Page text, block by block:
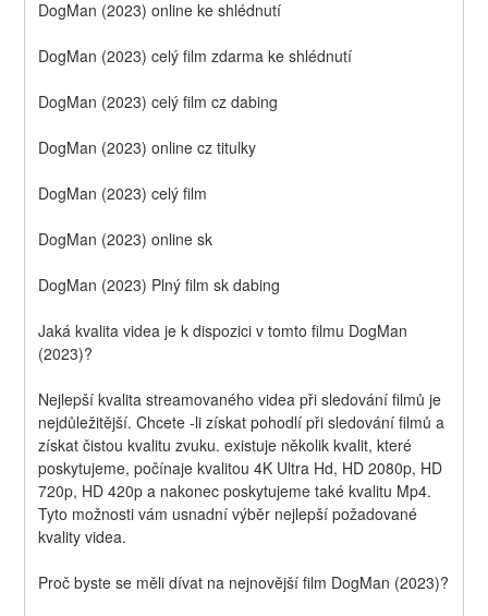
DogMan (2023) online ke shlédnutí
DogMan (2023) celý film zdarma ke shlédnutí
DogMan (2023) celý film cz dabing
DogMan (2023) online cz titulky
DogMan (2023) celý film
DogMan (2023) online sk
DogMan (2023) Plný film sk dabing
Jaká kvalita videa je k dispozici v tomto filmu DogMan
(2023)?
Nejlepší kvalita streamovaného videa při sledování filmů je
nejdůležitější. Chcete -li získat pohodlí při sledování filmů a
získat čistou kvalitu zvuku. existuje několik kvalit, které
poskytujeme, počínaje kvalitou 4K Ultra Hd, HD 2080p, HD
720p, HD 420p a nakonec poskytujeme také kvalitu Mp4.
Tyto možnosti vám usnadní výběr nejlepší požadované
kvality videa.
Proč byste se měli dívat na nejnovější film DogMan (2023)?